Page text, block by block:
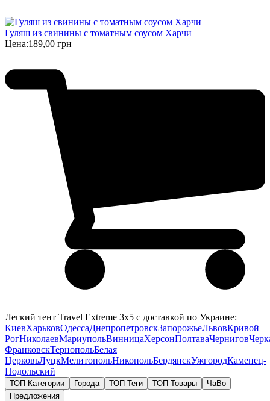
Гуляш из свинины с томатным соусом Харчи
Цена:189,00 грн
Легкий тент Travel Extreme 3х5 с доставкой по Украине:
КиевХарьковОдессаДнепропетровскЗапорожьеЛьвовКривой
РогНиколаевМариупольВинницаХерсонПолтаваЧернигов
ФранковскТернопольБелая
ЦерковьЛуцкМелитопольНикопольБердянскУжгородКаменец-
Подольский
ТОП Категории Города ТОП Теги ТОП Товары
ЧаВо
Предложения